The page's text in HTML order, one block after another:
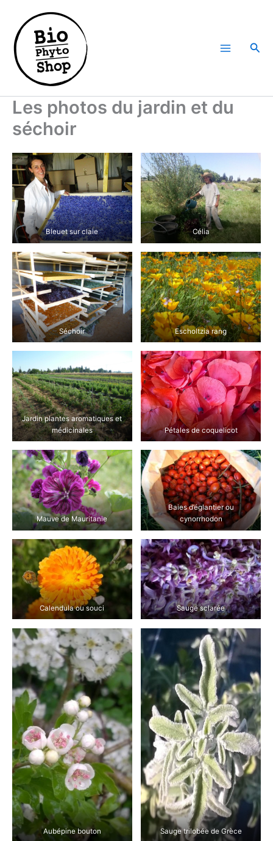
contenu
Les photos du jardin et du
séchoir
Bleuet sur claie Célia
Séchoir Escholtzia rang
Jardin plantes aromatiques et
médicinales
Pétales de coquelicot
Mauve de Mauritanie
Baies d’églantier ou
cynorrhodon
Calendula ou souci Sauge sclarée
Aubépine bouton Sauge trilobée de Grèce